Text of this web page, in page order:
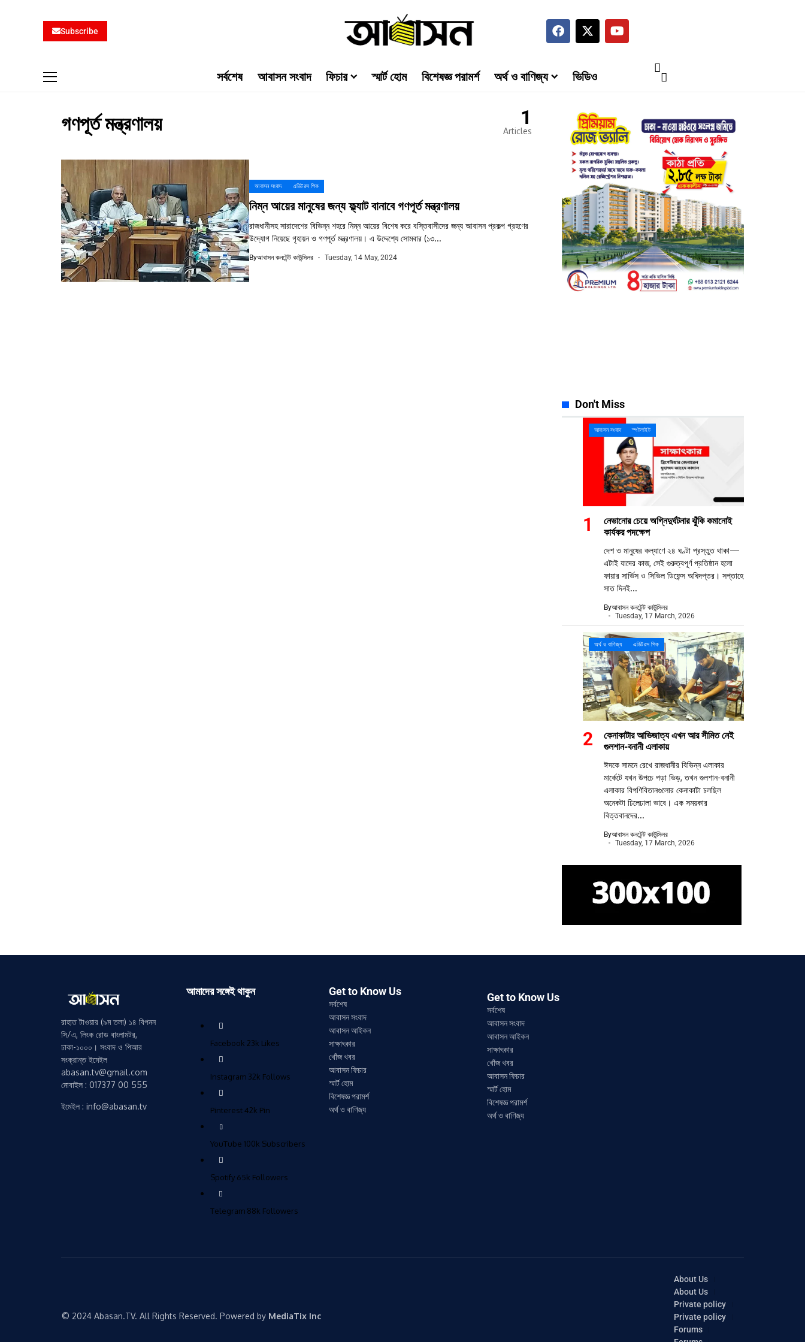
Subscribe
সর্বশেষ আবাসন সংবাদ ফিচার স্মার্ট হোম বিশেষজ্ঞ পরামর্শ অর্থ ও বাণিজ্য ভিডিও
গণপূর্ত মন্ত্রণালয় 1
Articles
আবাসন সংবাদ এডিটরস পিক
নিম্ন আয়ের মানুষের জন্য ফ্ল্যাট বানাবে গণপূর্ত মন্ত্রণালয়
রাজধানীসহ সারাদেশের বিভিন্ন শহরে নিম্ন আয়ের বিশেষ করে বস্তিবাসীদের জন্য আবাসন প্রকল্প গ্রহণের
উদ্যোগ নিয়েছে গৃহায়ন ও গণপূর্ত মন্ত্রণালয়। এ উদ্দেশ্যে সোমবার (১৩...
Byআবাসন কনটেন্ট কাউন্সিলর Tuesday, 14 May, 2024
Don't Miss
আবাসন সংবাদ স্পটলাইট
নেভানোর চেয়ে অগ্নিদুর্ঘটনার ঝুঁকি কমানোই
কার্যকর পদক্ষেপ
দেশ ও মানুষের কল্যাণে ২৪ ঘণ্টা প্রস্তুত থাকা—
এটাই যাদের কাজ, সেই গুরুত্বপূর্ণ প্রতিষ্ঠান হলো
ফায়ার সার্ভিস ও সিভিল ডিফেন্স অধিদপ্তর। সপ্তাহে
সাত দিনই...
Byআবাসন কনটেন্ট কাউন্সিলর
Tuesday, 17 March, 2026
অর্থ ও বাণিজ্য এডিটরস পিক
কেনাকাটার আভিজাত্য এখন আর সীমিত নেই
গুলশান-বনানী এলাকায়
ঈদকে সামনে রেখে রাজধানীর বিভিন্ন এলাকার
মার্কেটে যখন উপচে পড়া ভিড়, তখন গুলশান-বনানী
এলাকার বিপণিবিতানগুলোর কেনাকাটা চলছিল
অনেকটা ঢিলেঢালা ভাবে। এক সময়কার
বিত্তবানদের...
Byআবাসন কনটেন্ট কাউন্সিলর
Tuesday, 17 March, 2026
রাহাত টাওয়ার (৯ম তলা) ১৪ বিপনন
সি/এ, লিংক রোড বাংলামটর,
ঢাকা-১০০০। সংবাদ ও পিআর
সংক্রান্ত ইমেইল
abasan.tv@gmail.com
মোবাইল : 017377 00 555
ইমেইল : info@abasan.tv
আমাদের সঙ্গেই থাকুন
Facebook 23k Likes
Instagram 32k Follows
Pinterest 42k Pin
YouTube 100k Subscribers
Spotify 65k Followers
Telegram 88k Followers
Get to Know Us
সর্বশেষ
আবাসন সংবাদ
আবাসন আইকন
সাক্ষাৎকার
খোঁজ খবর
আবাসন ফিচার
স্মার্ট হোম
বিশেষজ্ঞ পরামর্শ
অর্থ ও বাণিজ্য
Get to Know Us
সর্বশেষ
আবাসন সংবাদ
আবাসন আইকন
সাক্ষাৎকার
খোঁজ খবর
আবাসন ফিচার
স্মার্ট হোম
বিশেষজ্ঞ পরামর্শ
অর্থ ও বাণিজ্য
© 2024 Abasan.TV. All Rights Reserved. Powered by MediaTix Inc
About Us
About Us
Private policy
Private policy
Forums